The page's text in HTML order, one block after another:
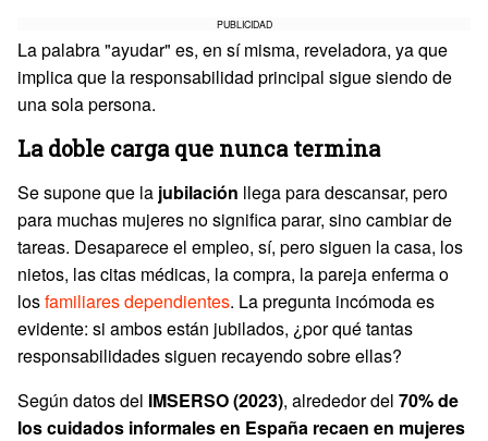
PUBLICIDAD
La palabra "ayudar" es, en sí misma, reveladora, ya que
implica que la responsabilidad principal sigue siendo de
una sola persona.
La doble carga que nunca termina
Se supone que la jubilación llega para descansar, pero
para muchas mujeres no significa parar, sino cambiar de
tareas. Desaparece el empleo, sí, pero siguen la casa, los
nietos, las citas médicas, la compra, la pareja enferma o
losfamiliares dependientes. La pregunta incómoda es
evidente: si ambos están jubilados, ¿por qué tantas
responsabilidades siguen recayendo sobre ellas?
Según datos del IMSERSO (2023), alrededor del 70% de
los cuidados informales en España recaen en mujeres